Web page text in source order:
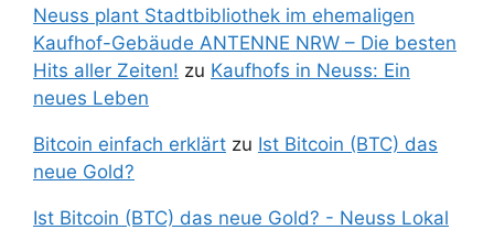
Neuss plant Stadtbibliothek im ehemaligen
Kaufhof-Gebäude ANTENNE NRW – Die besten
Hits aller Zeiten! zu Kaufhofs in Neuss: Ein
neues Leben
Bitcoin einfach erklärt zu Ist Bitcoin (BTC) das
neue Gold?
Ist Bitcoin (BTC) das neue Gold? - Neuss Lokal